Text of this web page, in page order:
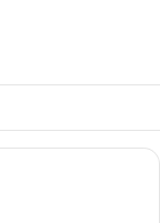
Synology